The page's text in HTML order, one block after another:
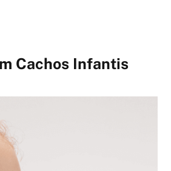
Cachos Infantis